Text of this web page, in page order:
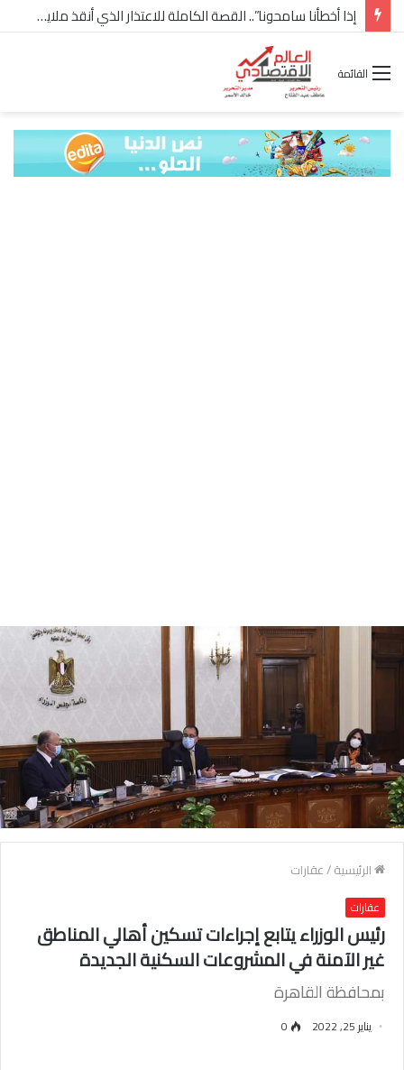
شركة “Scope Developments” تعلن تولي أحمد كمال عيسى منصب الرئيس التنفيذي للقطاع التجاري
القائمة
الرئيسية/عقارات
عقارات
رئيس الوزراء يتابع إجراءات تسكين أهالي المناطق
غير الآمنة في المشروعات السكنية الجديدة
بمحافظة القاهرة
يناير 25, 2022 0